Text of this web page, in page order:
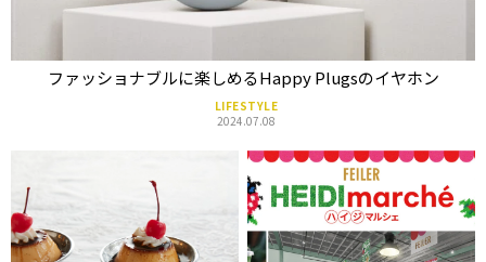
ファッショナブルに楽しめるHappy Plugsのイヤホン
LIFESTYLE
2024.07.08